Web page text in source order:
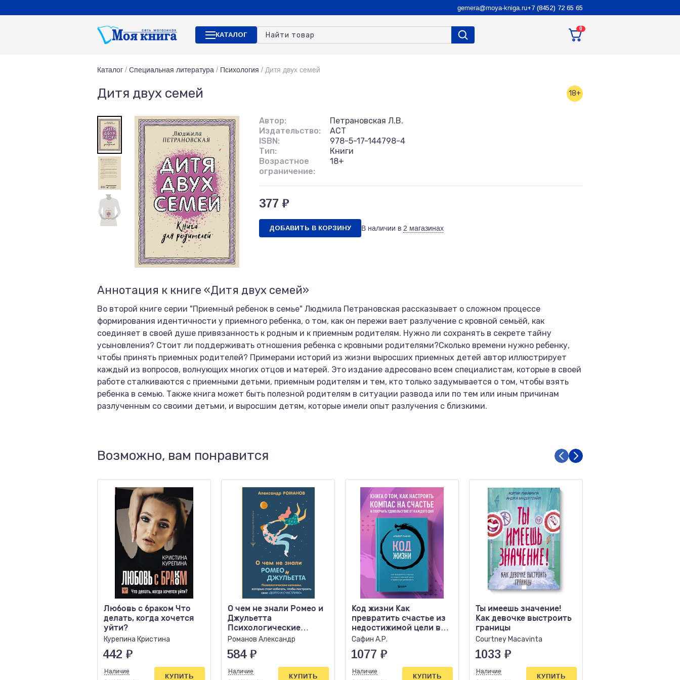
gemera@moya-kniga.ru+7 (8452) 72 65 65
КАТАЛОГ
0
Каталог / Специальная литература / Психология / Дитя двух семей
Дитя двух семей 18+
Автор:
Петрановская Л.В.
Издательство:
АСТ
ISBN:
978-5-17-144798-4
Тип:
Книги
Возрастное
ограничение:
18+
377 ₽
ДОБАВИТЬ В КОРЗИНУ В наличии в 2 магазинах
Аннотация к книге «Дитя двух семей»
Во второй книге серии "Приемный ребенок в семье" Людмила Петрановская рассказывает о сложном процессе
формирования идентичности у приемного ребенка, о том, как он пережи вает разлучение с кровной семьёй, как
соединяет в своей душе привязанность к родным и к приемным родителям. Нужно ли сохранять в секрете тайну
усыновления? Стоит ли поддерживать отношения ребенка с кровными родителями?Сколько времени нужно ребенку,
чтобы принять приемных родителей? Примерами историй из жизни выросших приемных детей автор иллюстрирует
каждый из вопросов, волнующих многих отцов и матерей. Это издание адресовано всем специалистам, которые в своей
работе сталкиваются с приемными детьми, приемным родителям и тем, кто только задумывается о том, чтобы взять
ребенка в семью. Также книга может быть полезной родителям в ситуации развода или по тем или иным причинам
разлученным со своими детьми, и выросшим детям, которые имели опыт разлучения с близкими.
Возможно, вам понравится
Любовь с браком Что
делать, когда хочется
уйти?
Курепина Кристина
442 ₽
Наличие
КУПИТЬ
О чем не знали Ромео и
Джульетта
Психологические
капканы, которых стоит
Романов Александр
584 ₽
Наличие
КУПИТЬ
Код жизни Как
превратить счастье из
недостижимой цели в
привычную реальность
Сафин А.Р.
1077 ₽
Наличие
КУПИТЬ
Ты имеешь значение!
Как девочке выстроить
границы
Courtney Macavinta
1033 ₽
Наличие
КУПИТЬ